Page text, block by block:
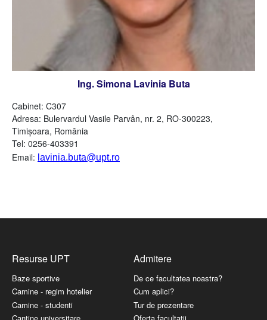
Ing. Simona Lavinia Buta
Cabinet: C307
Adresa: Bulervardul Vasile Parvân, nr. 2, RO-300223,
Timişoara, România
Tel: 0256-403391
Email: lavinia.buta@upt.ro
Resurse UPT
Baze sportive
Camine - regim hotelier
Camine - studenti
Admitere
De ce facultatea noastra?
Cum aplici?
Tur de prezentare